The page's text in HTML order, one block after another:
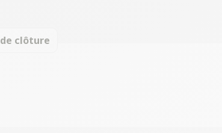
clôture